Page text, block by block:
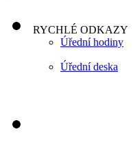
RYCHLÉ ODKAZY
Úřední hodiny
Úřední deska